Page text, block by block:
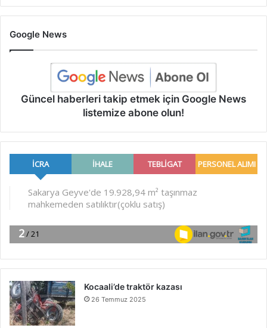
Google News
Güncel haberleri takip etmek için Google News
listemize abone olun!
Kocaali’de traktör kazası
26 Temmuz 2025